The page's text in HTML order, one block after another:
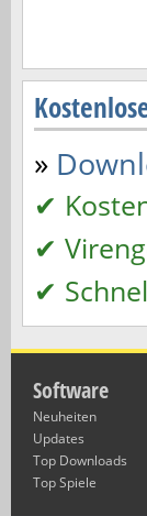
»
✔
✔
✔
Software
Neuheiten
Updates
Top Downloads
Top Spiele